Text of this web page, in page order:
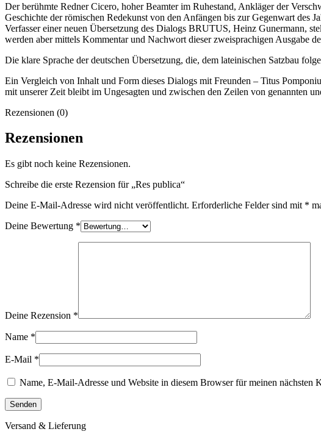
Der berühmte Redner Cicero, hoher Beamter im Ruhestand, Ankläger der
Geschichte der römischen Redekunst von den Anfängen bis zur Gegenwart des
Verfasser einer neuen Übersetzung des Dialogs BRUTUS, Heinz Gunermann,
werden aber mittels Kommentar und Nachwort dieser zweisprachigen Ausgabe
Die klare Sprache der deutschen Übersetzung, die, dem lateinischen Satzbau
Ein Vergleich von Inhalt und Form dieses Dialogs mit Freunden – Titus
mit unserer Zeit bleibt im Ungesagten und zwischen den Zeilen von genannten
Rezensionen (0)
Rezensionen
Es gibt noch keine Rezensionen.
Schreibe die erste Rezension für „Res publica“
Deine E-Mail-Adresse wird nicht veröffentlicht. Erforderliche Felder sind mit *
Deine Bewertung *
Deine Rezension *
Name *
E-Mail *
Name, E-Mail-Adresse und Website in diesem Browser für meinen nächsten
Versand & Lieferung